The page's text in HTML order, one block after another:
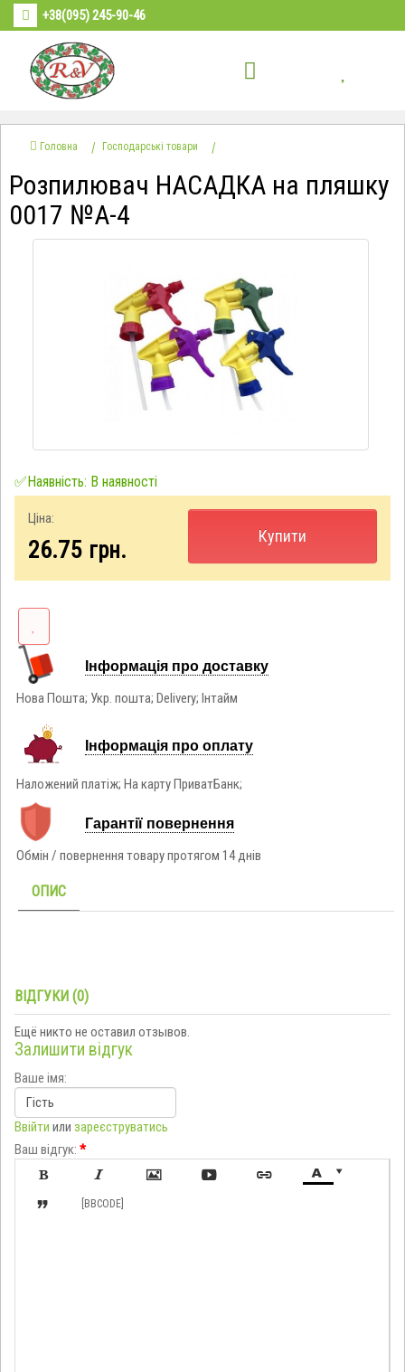
+38(095) 245-90-46
Головна Господарські товари
Розпилювач НАСАДКА на пляшку
0017 №А-4
✅Наявність: В наявності
Ціна:
26.75 грн.
Купити
Інформація про доставку
Нова Пошта; Укр. пошта; Delivery; Інтайм
Інформація про оплату
Наложений платіж; На карту ПриватБанк;
Гарантії повернення
Обмін / повернення товару протягом 14 днів
ОПИС
ВІДГУКИ (0)
Ещё никто не оставил отзывов.
Залишити відгук
Ваше імя:
Ввійти или зареєструватись
Ваш відгук: *

     
 [BBCODE]